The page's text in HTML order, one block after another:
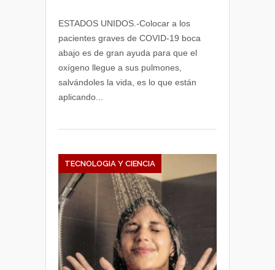
ESTADOS UNIDOS.-Colocar a los
pacientes graves de COVID-19 boca
abajo es de gran ayuda para que el
oxígeno llegue a sus pulmones,
salvándoles la vida, es lo que están
aplicando...
TECNOLOGIA Y CIENCIA